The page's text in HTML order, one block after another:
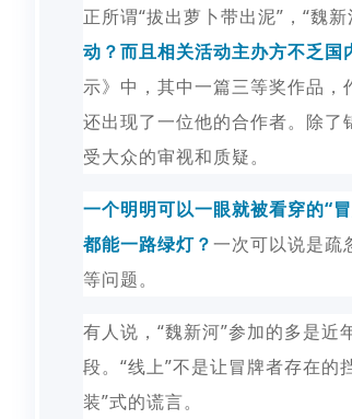
正所谓“拔出萝卜带出泥”，“魏
动？而且相关活动主办方不乏国
示》中，其中一篇三等奖作品，
还出现了一位他的合作者。 除了
受大众的审视和质疑。
一个明明可以一眼就被看穿的“
都能一路绿灯？一次可以说是疏
等问题。
有人说，“魏新河”参加的多是
段。“线上”不是让冒牌者存在的
装”式的谎言。